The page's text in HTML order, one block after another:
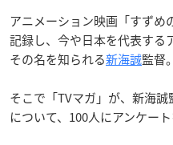
アニメーション映画「すずめ
記録し、今や日本を代表する
その名を知られる新海誠監督。
そこで「TVマガ」が、新海
について、100人にアンケート